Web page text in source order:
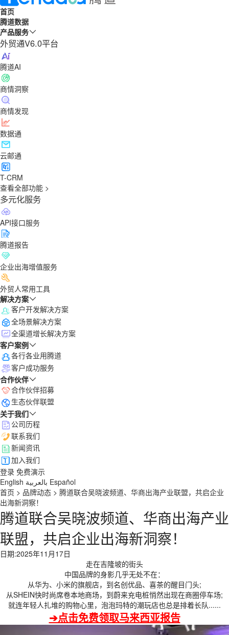
首页
腾道数据
产品服务
外贸通V6.0平台
腾道AI
商情洞察
商情发现
数据通
云邮通
T-CRM
查看全部功能 >
多元化服务
API接口服务
腾道报告
企业出海增值服务
外贸人常用工具
解决方案
客户开发解决方案
全场景解决方案
全渠道增长解决方案
客户案例
各行各业用腾道
客户成功服务
合作伙伴
合作伙伴招募
生态伙伴联盟
关于我们
公司历程
联系我们
新闻资讯
加入我们
登录 免费演示
English بالعربية Español
首页 > 品牌动态 > 腾道联合吴晓波频道、华商出海产业联盟，共启企业
出海新洞察！
腾道联合吴晓波频道、华商出海产业
联盟，共启企业出海新洞察！
日期:2025年11月17日
走在吉隆坡的街头
中国品牌的身影几乎无处不在：
从华为、小米的旗舰店，到名创优品、喜茶的醒目门头;
从SHEIN快时尚席卷本地商场，到蔚来充电桩悄然出现在商圈停车场;
就连年轻人扎堆的购物心里，泡泡玛特的潮玩店也总是排着长队......
➔点击免费领取马来西亚报告